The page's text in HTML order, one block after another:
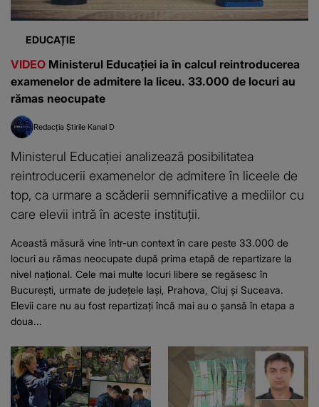
EDUCAȚIE
VIDEO Ministerul Educației ia în calcul reintroducerea
examenelor de admitere la liceu. 33.000 de locuri au
rămas neocupate
Redacția Știrile Kanal D
Ministerul Educației analizează posibilitatea
reintroducerii examenelor de admitere în liceele de
top, ca urmare a scăderii semnificative a mediilor cu
care elevii intră în aceste instituții.
Această măsură vine într-un context în care peste 33.000 de
locuri au rămas neocupate după prima etapă de repartizare la
nivel național. Cele mai multe locuri libere se regăsesc în
București, urmate de județele Iași, Prahova, Cluj și Suceava.
Elevii care nu au fost repartizați încă mai au o șansă în etapa a
doua...